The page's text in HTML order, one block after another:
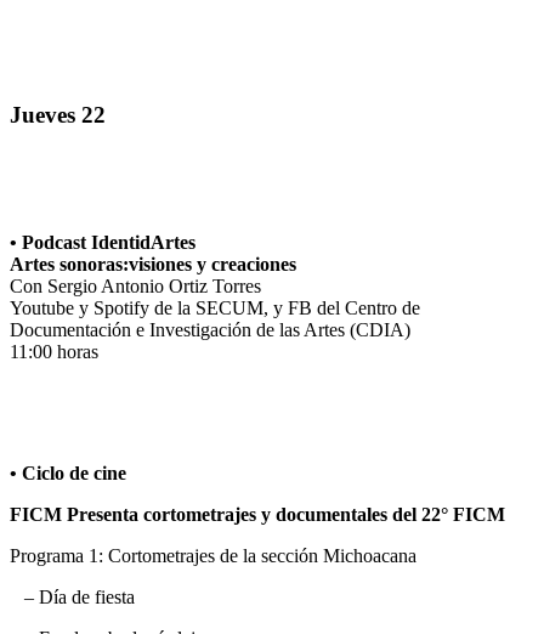
Jueves 22
• Podcast IdentidArtes
Artes sonoras:visiones y creaciones
Con Sergio Antonio Ortiz Torres
Youtube y Spotify de la SECUM, y FB del Centro de
Documentación e Investigación de las Artes (CDIA)
11:00 horas
• Ciclo de cine
FICM Presenta cortometrajes y documentales del 22° FICM
Programa 1: Cortometrajes de la sección Michoacana
– Día de fiesta